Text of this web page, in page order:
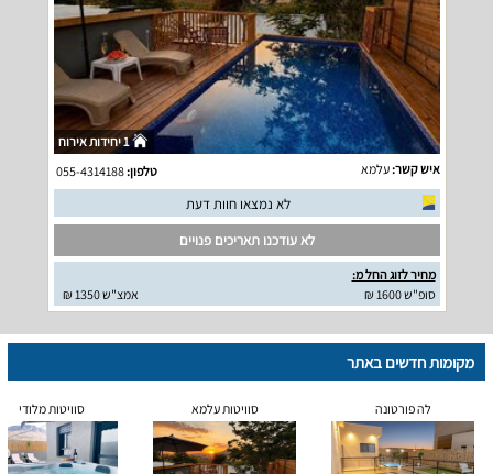
1 יחידות אירוח
איש קשר:עלמא טלפון:055-4314188
לא נמצאו חוות דעת
לא עודכנו תאריכים פנויים
מחיר לזוג החל מ:
סופ"ש 1600 ₪
אמצ"ש 1350 ₪
מקומות חדשים באתר
לה פורטונה סוויטות עלמא סוויטות מלודי